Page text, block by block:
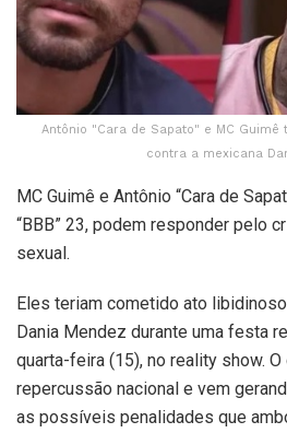
Antônio "Cara de Sapato" e MC
contra a mexicana
MC Guimê e Antônio “Cara de
“BBB” 23, podem responder pelo
sexual.
Eles teriam cometido ato
Dania Mendez durante uma festa
quarta-feira (15), no reality show. O
repercussão nacional e vem
as possíveis penalidades que